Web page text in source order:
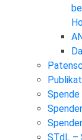
STdL –